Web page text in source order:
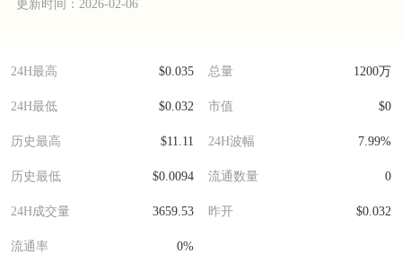
更新时间：2026-02-06
24H最高 $0.035 总量 1200万
24H最低 $0.032 市值 $0
历史最高 $11.11 24H波幅 7.99%
历史最低 $0.0094 流通数量 0
24H成交量 3659.53 昨开 $0.032
流通率 0%